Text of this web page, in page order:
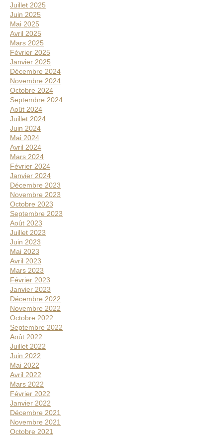
Juillet 2025
Juin 2025
Mai 2025
Avril 2025
Mars 2025
Février 2025
Janvier 2025
Décembre 2024
Novembre 2024
Octobre 2024
Septembre 2024
Août 2024
Juillet 2024
Juin 2024
Mai 2024
Avril 2024
Mars 2024
Février 2024
Janvier 2024
Décembre 2023
Novembre 2023
Octobre 2023
Septembre 2023
Août 2023
Juillet 2023
Juin 2023
Mai 2023
Avril 2023
Mars 2023
Février 2023
Janvier 2023
Décembre 2022
Novembre 2022
Octobre 2022
Septembre 2022
Août 2022
Juillet 2022
Juin 2022
Mai 2022
Avril 2022
Mars 2022
Février 2022
Janvier 2022
Décembre 2021
Novembre 2021
Octobre 2021